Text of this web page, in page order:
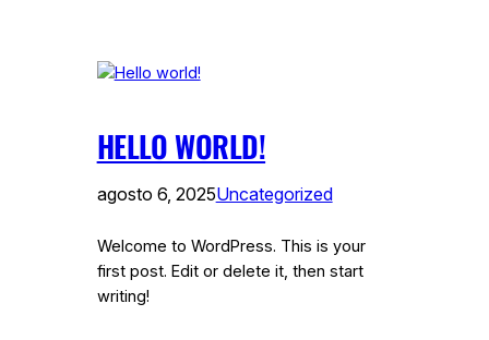
HELLO WORLD!
agosto 6, 2025Uncategorized
Welcome to WordPress. This is your
first post. Edit or delete it, then start
writing!